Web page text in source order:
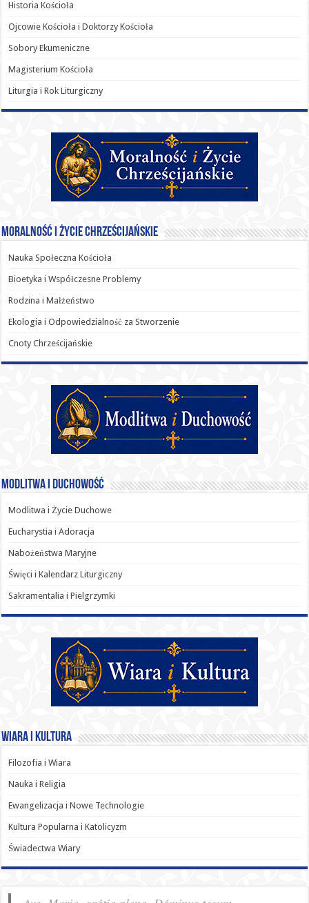
Historia Kościoła
Ojcowie Kościoła i Doktorzy Kościoła
Sobory Ekumeniczne
Magisterium Kościoła
Liturgia i Rok Liturgiczny
Moralność i Życie Chrześcijańskie
Nauka Społeczna Kościoła
Bioetyka i Współczesne Problemy
Rodzina i Małżeństwo
Ekologia i Odpowiedzialność za Stworzenie
Cnoty Chrześcijańskie
Modlitwa i Duchowość
Modlitwa i Życie Duchowe
Eucharystia i Adoracja
Nabożeństwa Maryjne
Święci i Kalendarz Liturgiczny
Sakramentalia i Pielgrzymki
Wiara i Kultura
Filozofia i Wiara
Nauka i Religia
Ewangelizacja i Nowe Technologie
Kultura Popularna i Katolicyzm
Świadectwa Wiary